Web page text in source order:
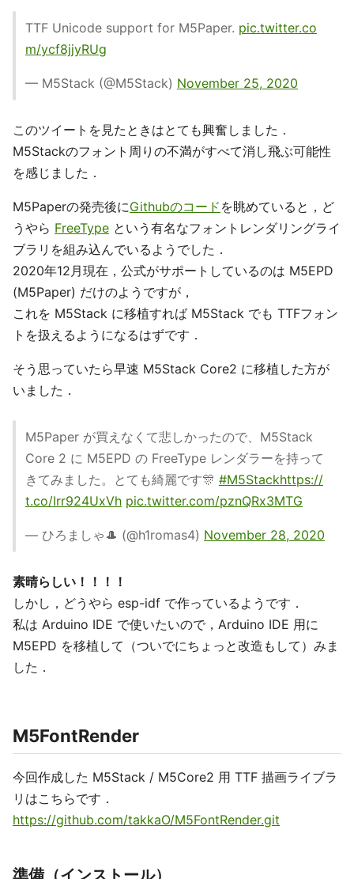
TTF Unicode support for M5Paper. pic.twitter.co
m/ycf8jjyRUg
— M5Stack (@M5Stack) November 25, 2020
このツイートを見たときはとても興奮しました．
M5Stackのフォント周りの不満がすべて消し飛ぶ可能性
を感じました．
M5Paperの発売後にGithubのコード を眺めていると，ど
うやら FreeType という有名なフォントレンダリングライ
ブラリを組み込んでいるようでした．
2020年12月現在，公式がサポートしているのは M5EPD
(M5Paper) だけのようですが，
これを M5Stack に移植すれば M5Stack でも TTFフォン
トを扱えるようになるはずです．
そう思っていたら早速 M5Stack Core2 に移植した方が
いました．
M5Paper が買えなくて悲しかったので、M5Stack
Core 2 に M5EPD の FreeType レンダラーを持って
きてみました。とても綺麗です🎊 #M5Stackhttps://
t.co/Irr924UxVh pic.twitter.com/pznQRx3MTG
— ひろましゃ🎩 (@h1romas4) November 28, 2020
素晴らしい！！！！
しかし，どうやら esp-idf で作っているようです．
私は Arduino IDE で使いたいので，Arduino IDE 用に
M5EPD を移植して（ついでにちょっと改造もして）みま
した．
M5FontRender
今回作成した M5Stack / M5Core2 用 TTF 描画ライブラ
リはこちらです．
https://github.com/takkaO/M5FontRender.git
準備（インストール）